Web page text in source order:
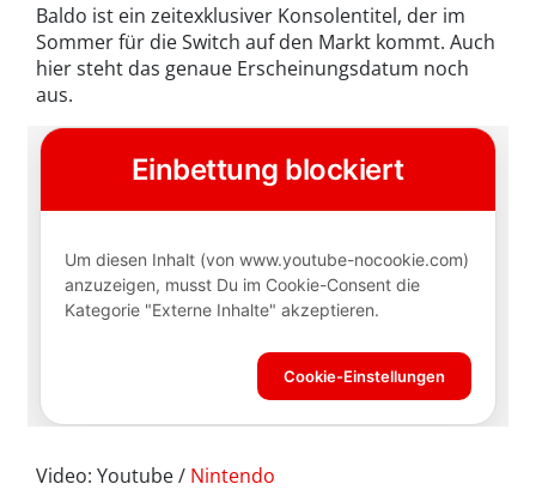
Baldo ist ein zeitexklusiver Konsolentitel, der im
Sommer für die Switch auf den Markt kommt. Auch
hier steht das genaue Erscheinungsdatum noch
aus.
Video: Youtube / Nintendo